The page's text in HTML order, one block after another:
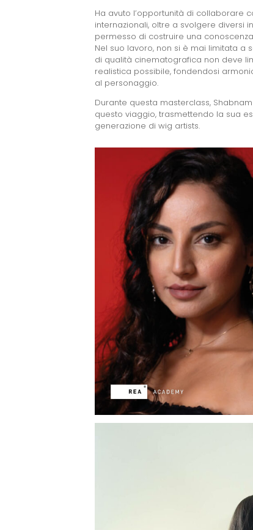
Ha avuto l’opportunità di collaborare
internazionali, oltre a svolgere diversi
permesso di costruire una
Nel suo lavoro, non si è mai limitata a
di qualità cinematografica non deve
realistica possibile, fondendosi
al personaggio.
Durante questa masterclass,
questo viaggio, trasmettendo la sua
generazione di wig artists.